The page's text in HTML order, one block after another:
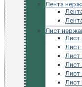
Лента
Лист
Лист
Лист
Лист
Лист
Лист
Лист